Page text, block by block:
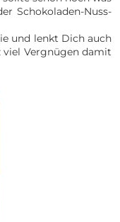
Schokoladen-Nuss-
und lenkt Dich auch
viel Vergnügen damit